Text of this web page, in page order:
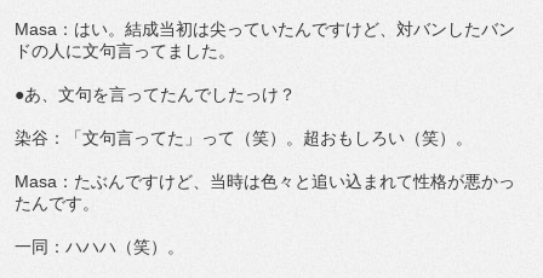
Masa：はい。結成当初は尖っていたんですけど、対バンしたバン
ドの人に文句言ってました。
●あ、文句を言ってたんでしたっけ？
染谷：「文句言ってた」って（笑）。超おもしろい（笑）。
Masa：たぶんですけど、当時は色々と追い込まれて性格が悪かっ
たんです。
一同：ハハハ（笑）。